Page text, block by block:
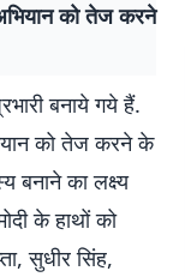
को तेज करने
बनाये गये हैं.
को तेज करने के
बनाने का लक्ष्य
के हाथों को
सुधीर सिंह,